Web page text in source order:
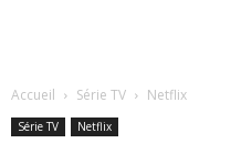
Accueil Série TV Netflix
Série TV Netflix